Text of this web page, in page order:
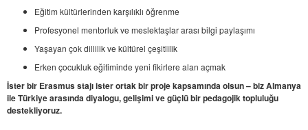
Eğitim kültürlerinden karşılıklı öğrenme
Profesyonel mentorluk ve meslektaşlar arası bilgi paylaşımı
Yaşayan çok dillilik ve kültürel çeşitlilik
Erken çocukluk eğitiminde yeni fikirlere alan açmak
İster bir Erasmus stajı ister ortak bir proje kapsamında olsun – biz Almanya
ile Türkiye arasında diyalogu, gelişimi ve güçlü bir pedagojik topluluğu
destekliyoruz.